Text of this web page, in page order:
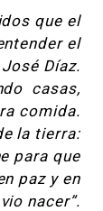
que el
el
Díaz.
casas,
comida.
la tierra:
para que
paz y en
nacer”.